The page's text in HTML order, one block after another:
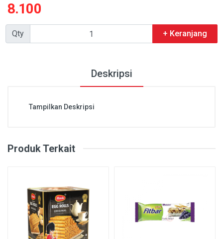
8.100
Qty + Keranjang
Deskripsi
Tampilkan Deskripsi
Produk Terkait